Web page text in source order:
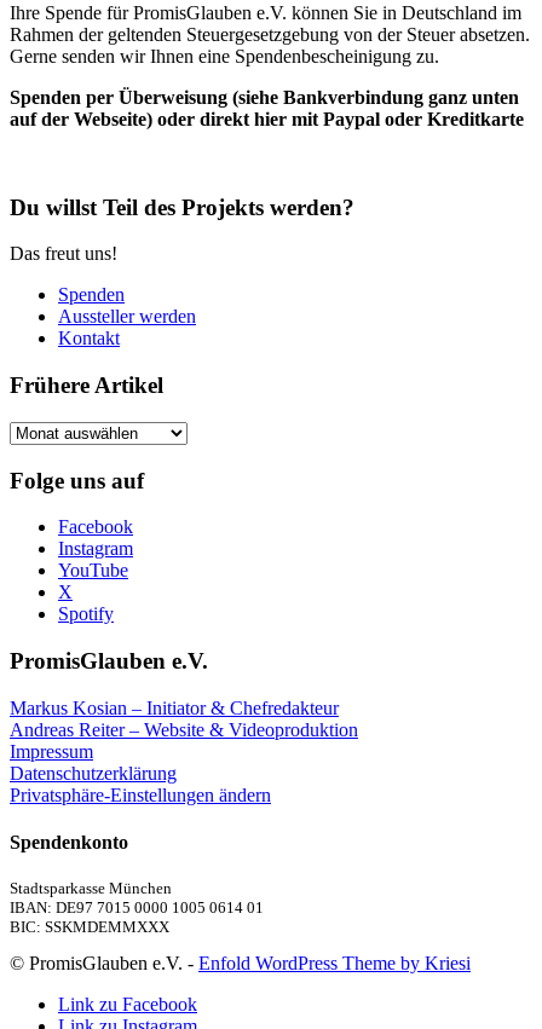
Ihre Spende für PromisGlauben e.V. können Sie in Deutschland im
Rahmen der geltenden Steuergesetzgebung von der Steuer absetzen.
Gerne senden wir Ihnen eine Spendenbescheinigung zu.
Spenden per Überweisung (siehe Bankverbindung ganz unten
auf der Webseite) oder direkt hier mit Paypal oder Kreditkarte
Du willst Teil des Projekts werden?
Das freut uns!
Spenden
Aussteller werden
Kontakt
Frühere Artikel
Frühere
Folge uns auf
Facebook
Instagram
YouTube
X
Spotify
PromisGlauben e.V.
Markus Kosian – Initiator & Chefredakteur
Andreas Reiter – Website & Videoproduktion
Impressum
Datenschutzerklärung
Privatsphäre-Einstellungen ändern
Spendenkonto
Stadtsparkasse München
IBAN: DE97 7015 0000 1005 0614 01
BIC: SSKMDEMMXXX
© PromisGlauben e.V. - Enfold WordPress Theme by Kriesi
Link zu Facebook